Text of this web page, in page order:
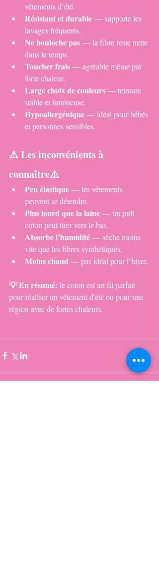
vêtements d’été.
Résistant et durable — supporte les
lavages fréquents.
Ne bouloche pas — la fibre reste nette
dans le temps.
Toucher frais — agréable même par
forte chaleur.
Large choix de couleurs — teinture
stable et lumineuse.
Hypoallergénique — idéal pour bébés
et personnes sensibles.
⚠️ Les inconvénients à
connaître⚠️
Peu élastique — les vêtements
peuvent se détendre.
Plus lourd que la laine — un pull
coton peut tirer vers le bas.
Absorbe l’humidité — sèche moins
vite que les fibres synthétiques.
Moins chaud — pas idéal pour l’hiver.
💡 En résumé: le coton est un fil parfait
pour réaliser un vêtement d'été ou pour une
région avec de fortes chaleurs.